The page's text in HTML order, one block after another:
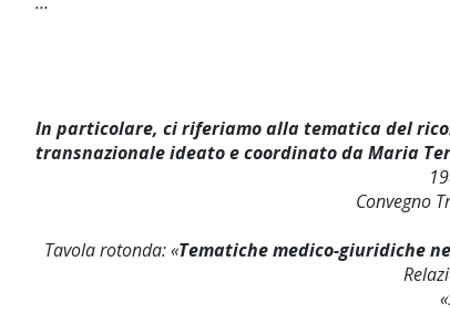
In particolare, ci riferiamo alla tematica del
transnazionale ideato e coordinato da Maria
Convegno
Tavola rotonda: «Tematiche medico-giuridiche